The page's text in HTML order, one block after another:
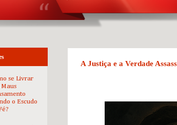
A Justiça e a Verdade
se Livrar
Maus
o Escudo